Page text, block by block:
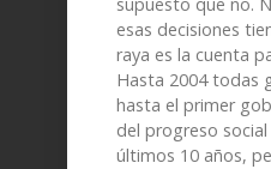
esas decisiones
raya es la cuenta
Hasta 2004 todas
hasta el primer
del progreso
últimos 10 años,